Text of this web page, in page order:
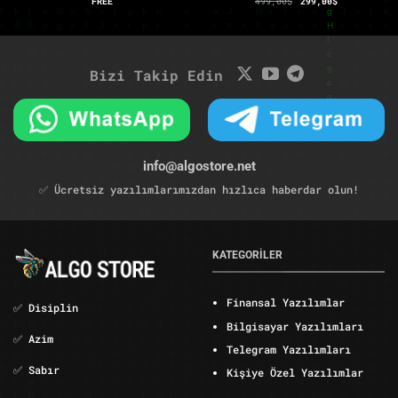
fiyat:
499,00$.
Bizi Takip Edin
info@algostore.net
✅ Ücretsiz yazılımlarımızdan hızlıca haberdar olun!
✅ Disiplin
✅ Azim
✅ Sabır
KATEGORİLER
Finansal Yazılımlar
Bilgisayar Yazılımları
Telegram Yazılımları
Kişiye Özel Yazılımlar